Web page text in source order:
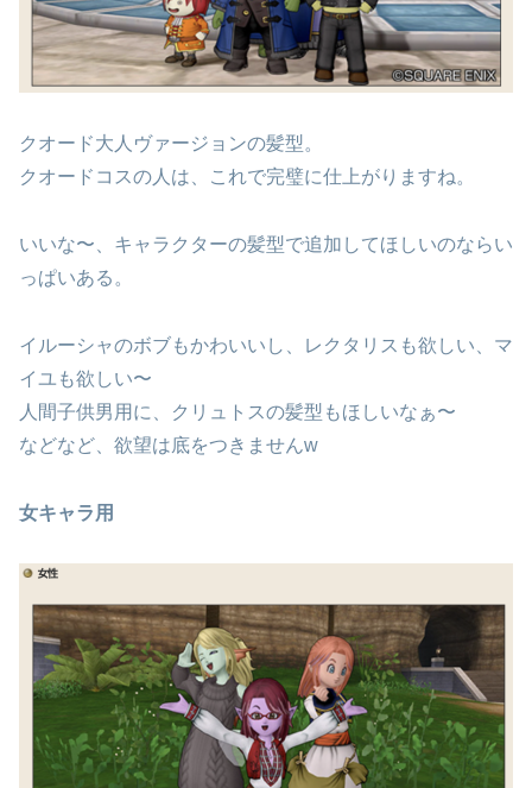
クオード大人ヴァージョンの髪型。
クオードコスの人は、これで完璧に仕上がりますね。
いいな〜、キャラクターの髪型で追加してほしいのならい
っぱいある。
イルーシャのボブもかわいいし、レクタリスも欲しい、マ
イユも欲しい〜
人間子供男用に、クリュトスの髪型もほしいなぁ〜
などなど、欲望は底をつきませんw
女キャラ用